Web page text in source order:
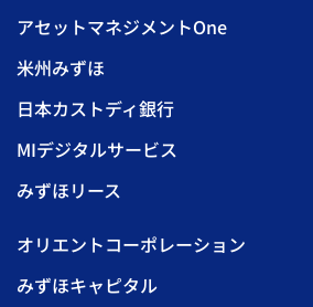
アセットマネジメントOne
米州みずほ
日本カストディ銀行
MIデジタルサービス
みずほリース
オリエントコーポレーション
みずほキャピタル